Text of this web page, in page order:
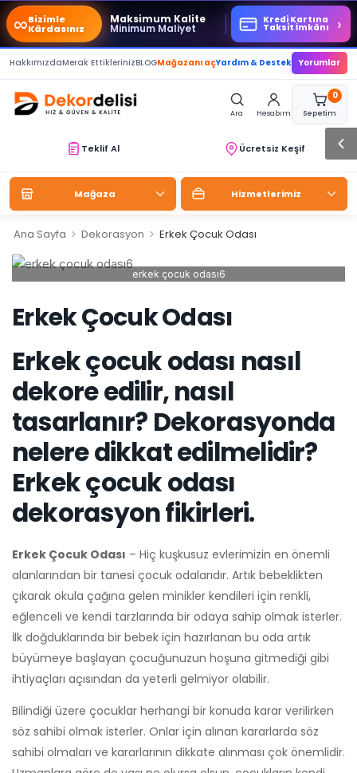
∞Bizimle
Kârdasınız
Maksimum Kalite
Minimum Maliyet
Kredi Kartına
Taksit İmkânı ›
HakkımızdaMerak EttiklerinizBLOGMağazanı açYardım & Destek Yorumlar
Ara Hesabım
0
Sepetim
Teklif Al Ücretsiz Keşif
Mağaza Hizmetlerimiz
Ana Sayfa > Dekorasyon > Erkek Çocuk Odası
erkek çocuk odası6
Erkek Çocuk Odası
Erkek çocuk odası nasıl
dekore edilir, nasıl
tasarlanır? Dekorasyonda
nelere dikkat edilmelidir?
Erkek çocuk odası
dekorasyon fikirleri.
Erkek Çocuk Odası – Hiç kuşkusuz evlerimizin en önemli
alanlarından bir tanesi çocuk odalarıdır. Artık bebeklikten
çıkarak okula çağına gelen minikler kendileri için renkli,
eğlenceli ve kendi tarzlarında bir odaya sahip olmak isterler.
İlk doğduklarında bir bebek için hazırlanan bu oda artık
büyümeye başlayan çocuğunuzun hoşuna gitmediği gibi
ihtiyaçları açısından da yeterli gelmiyor olabilir.
Bilindiği üzere çocuklar herhangi bir konuda karar verilirken
söz sahibi olmak isterler. Onlar için alınan kararlarda söz
sahibi olmaları ve kararlarının dikkate alınması çok önemlidir.